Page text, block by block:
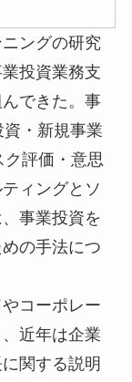
ングの研究
投資業務支
できた。事
・新規事業
評価・意思
ィングとソ
事業投資を
の手法につ
コーポレー
近年は企業
関する説明